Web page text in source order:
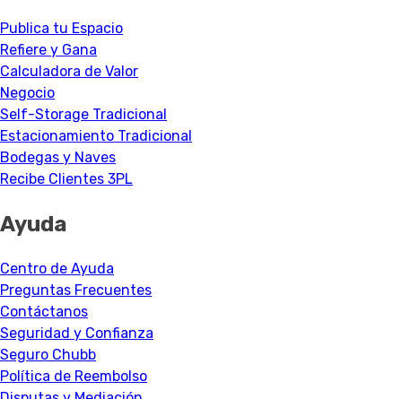
Publica tu Espacio
Refiere y Gana
Calculadora de Valor
Negocio
Self-Storage Tradicional
Estacionamiento Tradicional
Bodegas y Naves
Recibe Clientes 3PL
Ayuda
Centro de Ayuda
Preguntas Frecuentes
Contáctanos
Seguridad y Confianza
Seguro Chubb
Política de Reembolso